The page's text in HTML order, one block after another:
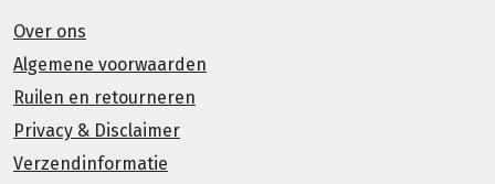
Over ons
Algemene voorwaarden
Ruilen en retourneren
Privacy & Disclaimer
Verzendinformatie